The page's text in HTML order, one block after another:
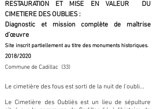
RESTAURATION ET MISE EN VALEUR DU
CIMETIERE DES OUBLIES :
Diagnostic et mission complète de maîtrise
d’œuvre
Site inscrit partiellement au titre des monuments historiques.
2018/2020
Commune de Cadillac (33)
Le cimetière des fous est sorti de la nuit de l'oubli...
Le Cimetière des Oubliés est un lieu de sépulture